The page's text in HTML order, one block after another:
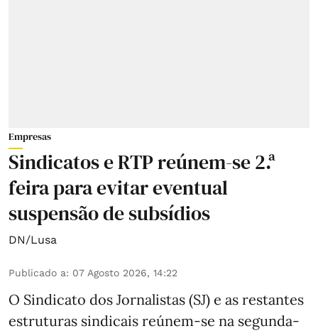
Empresas
Sindicatos e RTP reúnem-se 2.ª
feira para evitar eventual
suspensão de subsídios
DN/Lusa
Publicado a: 07 Agosto 2026, 14:22
O Sindicato dos Jornalistas (SJ) e as restantes
estruturas sindicais reúnem-se na segunda-